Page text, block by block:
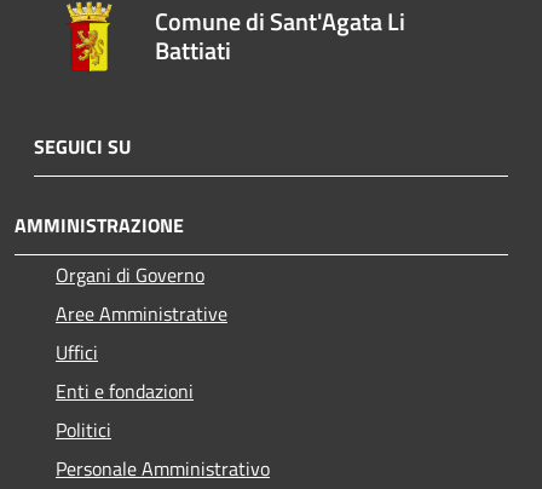
Comune di Sant'Agata Li
Battiati
SEGUICI SU
AMMINISTRAZIONE
Organi di Governo
Aree Amministrative
Uffici
Enti e fondazioni
Politici
Personale Amministrativo